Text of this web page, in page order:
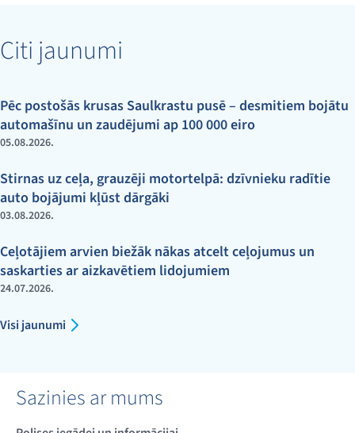
Citi jaunumi
Pēc postošās krusas Saulkrastu pusē – desmitiem bojātu
automašīnu un zaudējumi ap 100 000 eiro
05.08.2026.
Stirnas uz ceļa, grauzēji motortelpā: dzīvnieku radītie
auto bojājumi kļūst dārgāki
03.08.2026.
Ceļotājiem arvien biežāk nākas atcelt ceļojumus un
saskarties ar aizkavētiem lidojumiem
24.07.2026.
Visi jaunumi
Sazinies ar mums